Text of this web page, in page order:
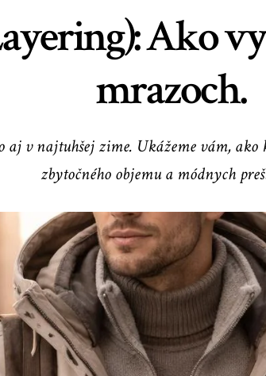
Ako
mrazoch.
v najtuhšej zime. Ukážeme vám,
zbytočného objemu a módnych